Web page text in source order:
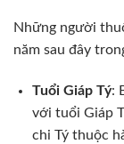
Những người
năm sau đây
Tuổi Giáp Tý:
với tuổi Giáp
chi Tý thuộc